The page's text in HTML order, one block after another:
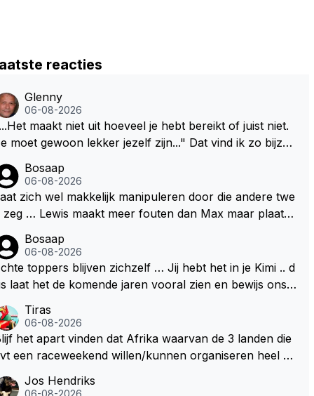
reacties
Glenny
06-08-2026
maakt niet uit hoeveel je hebt bereikt of juist niet.
moet gewoon lekker jezelf zijn..." Dat vind ik zo bijzon
om kwantiteit in het (zijn) leven. Voor zo'n mindset in
wereld waarin het nota bene heel vaak juist WEL om
draait, en dat op zo'n jonge leeftijd, kan ik allee
Dhabi won in 2021 zei hij al direct dat hij had bereikt
hij altijd al graag wilde. Max was tevreden, de rest is
Iets dergelijks heb ik bijvoorbeeld Lando Norris n
Bosaap
06-08-2026
zich wel makkelijk manipuleren door die andere twe
zeg … Lewis maakt meer fouten dan Max maar plaatst
mij goed, maar heeft ook het beste materiaal .. Het k
en mag nooit zo zijn dat hij kwa rijden hoger ingescha
wordt dan Lewis en Max .. Dan begrijpt je het echt ni
Bosaap
06-08-2026
toppers blijven zichzelf … Jij hebt het in je Kimi .. d
laat het de komende jaren vooral zien en bewijs ons d
Tiras
06-08-2026
het apart vinden dat Afrika waarvan de 3 landen die
een raceweekend willen/kunnen organiseren heel ve
van circuits en geld voor de FOM om maar die F1 lic
Jos Hendriks
06-08-2026